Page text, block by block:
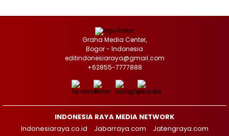
Graha Media Center,
Bogor - Indonesia
editindonesiaraya@gmail.com
+62855-7777888
INDONESIA RAYA MEDIA NETWORK
Indonesiaraya.co.id
Jabarraya.com
Jatengraya.com